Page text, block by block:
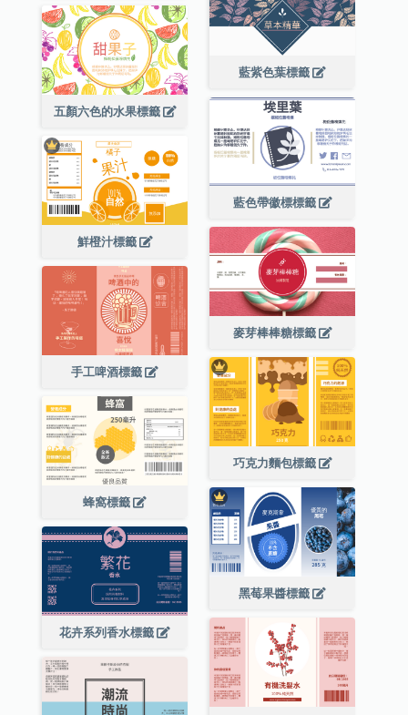
藍紫色葉標籤
五顏六色的水果標籤
藍色帶徽標標籤
鮮橙汁標籤
麥芽棒棒糖標籤
手工啤酒標籤
巧克力麵包標籤
蜂窩標籤
黑莓果醬標籤
花卉系列香水標籤